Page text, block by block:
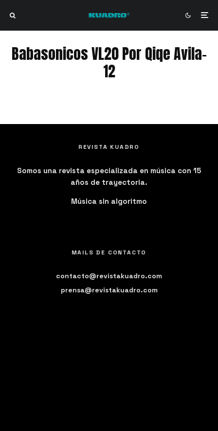
Babasonicos VL20 Por Qiqe Avila-
12
REVISTA KUADRO
Somos una revista especializada en música con 15
años de trayectoria.
Música sin algoritmo
MAILS DE CONTACTO
contacto@revistakuadro.com
prensa@revistakuadro.com